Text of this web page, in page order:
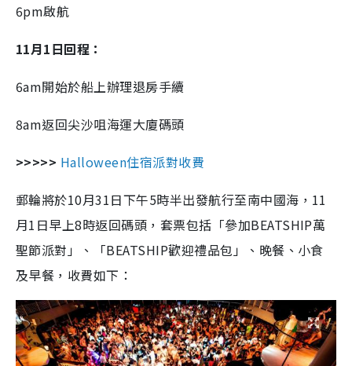
6pm啟航
11月1日回程：
6am開始於船上辦理退房手續
8am返回尖沙咀海運大廈碼頭
>>>>> Halloween住宿派對收費
郵輪將於10月31日下午5時半出發航行至南中國海，11
月1日早上8時返回碼頭，套票包括「參加BEATSHIP萬
聖節派對」、「BEATSHIP歡迎禮品包」、晚餐、小食
及早餐，收費如下：